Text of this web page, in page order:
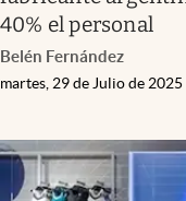
40% el personal
Belén Fernández
martes, 29 de Julio de 2025